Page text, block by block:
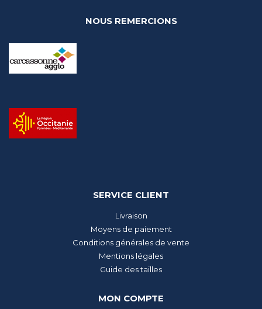
NOUS REMERCIONS
SERVICE CLIENT
Livraison
Moyens de paiement
Conditions générales de vente
Mentions légales
Guide des tailles
MON COMPTE